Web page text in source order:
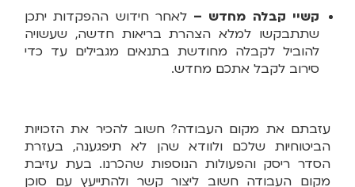
קשיי קבלה מחדש – לאחר חידוש ההפקדות יתכן
שתתבקשו למלא הצהרת בריאות חדשה, שעשויה
להוביל לקבלה מחודשת בתנאים מגבילים עד כדי
סירוב לקבל אתכם מחדש.
עזבתם את מקום העבודה? חשוב להכיר את הזכויות
הביטוחיות שלכם ולוודא שהן לא תיפגענה, בעזרת
הסדר ריסק והפעולות הנוספות שהכרנו. בעת עזיבת
מקום העבודה חשוב ליצור קשר ולהתייעץ עם סוכן